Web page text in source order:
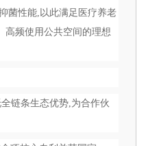
菌性能,以此满足医疗养老
高频使用公共空间的理想
链条生态优势,为合作伙